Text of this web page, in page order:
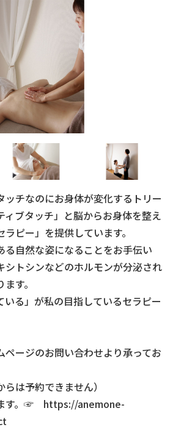
ッチなのにお身体が変化するトリー
ィブタッチ」と脳からお身体を整え
ピー」を提供しています。
る自然な姿になることをお手伝い
シトシンなどのホルモンが分泌され
す。
いる」が私の目指しているセラピー
ージのお問い合わせより承ってお
らは予約できません）
す。☞ https://anemone-